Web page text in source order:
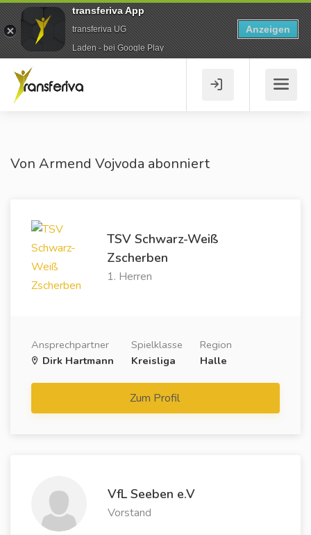
Von Armend Vojvoda abonniert
TSV Schwarz-Weiß
Zscherben
1. Herren
Ansprechpartner
Dirk Hartmann
Spielklasse
Kreisliga
Region
Halle
Zum Profil
VfL Seeben e.V
Vorstand
transferiva App
transferiva UG
Laden - bei Google Play
Anzeigen